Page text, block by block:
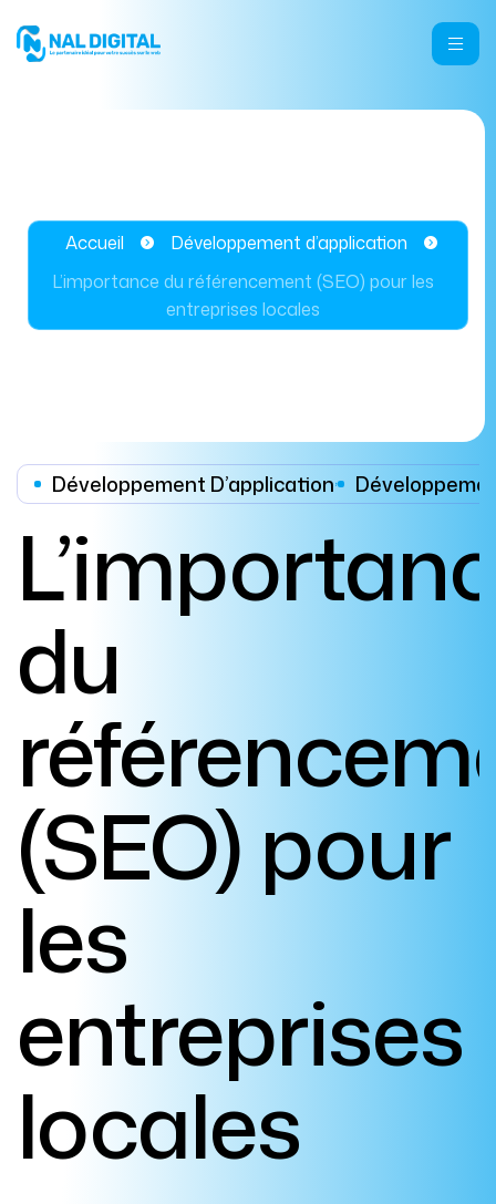
Accueil
Développement d’application
L’importance du référencement (SEO) pour les
entreprises locales
Développement D’application,
du
(SEO) pour
les
entreprises
locales